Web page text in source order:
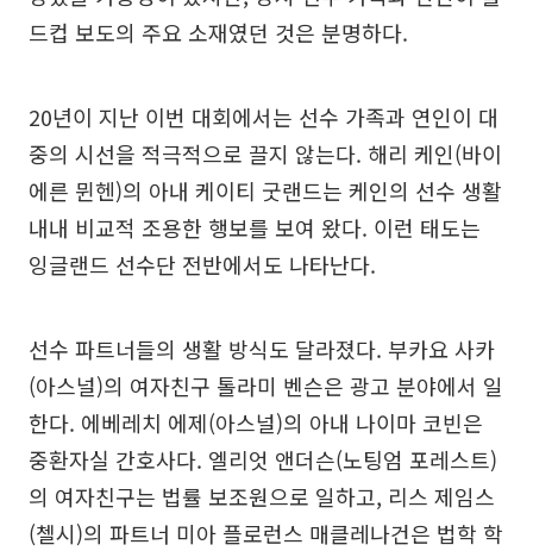
드컵 보도의 주요 소재였던 것은 분명하다.
20년이 지난 이번 대회에서는 선수 가족과 연인이 대
중의 시선을 적극적으로 끌지 않는다. 해리 케인(바이
에른 뮌헨)의 아내 케이티 굿랜드는 케인의 선수 생활
내내 비교적 조용한 행보를 보여 왔다. 이런 태도는
잉글랜드 선수단 전반에서도 나타난다.
선수 파트너들의 생활 방식도 달라졌다. 부카요 사카
(아스널)의 여자친구 톨라미 벤슨은 광고 분야에서 일
한다. 에베레치 에제(아스널)의 아내 나이마 코빈은
중환자실 간호사다. 엘리엇 앤더슨(노팅엄 포레스트)
의 여자친구는 법률 보조원으로 일하고, 리스 제임스
(첼시)의 파트너 미아 플로런스 매클레나건은 법학 학